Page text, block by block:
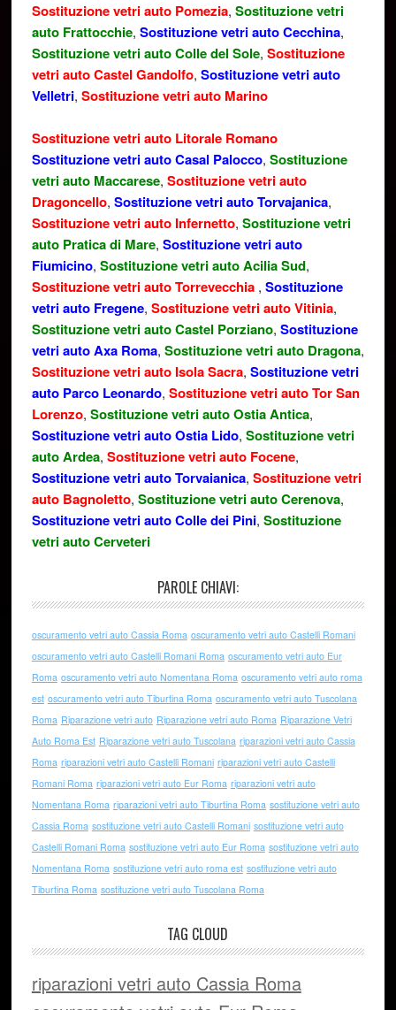
Sostituzione vetri auto Pomezia, Sostituzione vetri
auto Frattocchie, Sostituzione vetri auto Cecchina,
Sostituzione vetri auto Colle del Sole, Sostituzione
vetri auto Castel Gandolfo, Sostituzione vetri auto
Velletri, Sostituzione vetri auto Marino
Sostituzione vetri auto Litorale Romano
Sostituzione vetri auto Casal Palocco, Sostituzione
vetri auto Maccarese, Sostituzione vetri auto
Dragoncello, Sostituzione vetri auto Torvajanica,
Sostituzione vetri auto Infernetto, Sostituzione vetri
auto Pratica di Mare, Sostituzione vetri auto
Fiumicino, Sostituzione vetri auto Acilia Sud,
Sostituzione vetri auto Torrevecchia , Sostituzione
vetri auto Fregene, Sostituzione vetri auto Vitinia,
Sostituzione vetri auto Castel Porziano, Sostituzione
vetri auto Axa Roma, Sostituzione vetri auto Dragona,
Sostituzione vetri auto Isola Sacra, Sostituzione vetri
auto Parco Leonardo, Sostituzione vetri auto Tor San
Lorenzo, Sostituzione vetri auto Ostia Antica,
Sostituzione vetri auto Ostia Lido, Sostituzione vetri
auto Ardea, Sostituzione vetri auto Focene,
Sostituzione vetri auto Torvaianica, Sostituzione vetri
auto Bagnoletto, Sostituzione vetri auto Cerenova,
Sostituzione vetri auto Colle dei Pini, Sostituzione
vetri auto Cerveteri
PAROLE CHIAVI:
oscuramento vetri auto Cassia Roma oscuramento vetri auto Castelli Romani
oscuramento vetri auto Castelli Romani Roma oscuramento vetri auto Eur
Roma oscuramento vetri auto Nomentana Roma oscuramento vetri auto roma
est oscuramento vetri auto Tiburtina Roma oscuramento vetri auto Tuscolana
Roma Riparazione vetri auto Riparazione vetri auto Roma Riparazione Vetri
Auto Roma Est Riparazione vetri auto Tuscolana riparazioni vetri auto Cassia
Roma riparazioni vetri auto Castelli Romani riparazioni vetri auto Castelli
Romani Roma riparazioni vetri auto Eur Roma riparazioni vetri auto
Nomentana Roma riparazioni vetri auto Tiburtina Roma sostituzione vetri auto
Cassia Roma sostituzione vetri auto Castelli Romani sostituzione vetri auto
Castelli Romani Roma sostituzione vetri auto Eur Roma sostituzione vetri auto
Nomentana Roma sostituzione vetri auto roma est sostituzione vetri auto
Tiburtina Roma sostituzione vetri auto Tuscolana Roma
TAG CLOUD
riparazioni vetri auto Cassia Roma